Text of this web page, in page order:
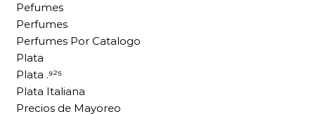
Pefumes
Perfumes
Perfumes Por Catalogo
Plata
Plata .⁹²⁵
Plata Italiana
Precios de Mayoreo